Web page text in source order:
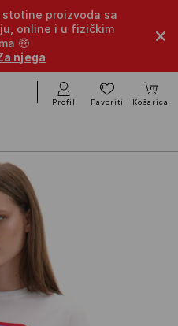
proizvoda sa
online i u fizičkim
🤑
njega
Profil Favoriti Košarica